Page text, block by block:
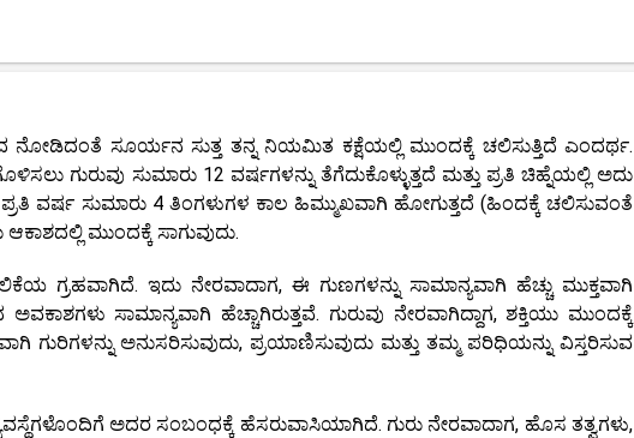
ನೋಡಿದಂತೆ ಸೂರ್ಯನ ಸುತ್ತ ತನ್ನ ನಿಯಮಿತ ಕಕ್ಷೆಯಲ್ಲಿ ಮುಂದಕ್ಕೆ ಚಲಿಸುತ್ತಿದೆ ಎಂದರ್ಥ.
ಗುರುವು ಸುಮಾರು 12 ವರ್ಷಗಳನ್ನು ತೆಗೆದುಕೊಳ್ಳುತ್ತದೆ ಮತ್ತು ಪ್ರತಿ ಚಿಹ್ನೆಯಲ್ಲಿ ಅದು
ಪ್ರತಿ ವರ್ಷ ಸುಮಾರು 4 ತಿಂಗಳುಗಳ ಕಾಲ ಹಿಮ್ಮುಖವಾಗಿ ಹೋಗುತ್ತದೆ (ಹಿಂದಕ್ಕೆ ಚಲಿಸುವಂತೆ
ಮುಂದಕ್ಕೆ ಸಾಗುವುದು.
ಗ್ರಹವಾಗಿದೆ. ಇದು ನೇರವಾದಾಗ, ಈ ಗುಣಗಳನ್ನು ಸಾಮಾನ್ಯವಾಗಿ ಹೆಚ್ಚು ಮುಕ್ತವಾಗಿ
ಸಾಮಾನ್ಯವಾಗಿ ಹೆಚ್ಚಾಗಿರುತ್ತವೆ. ಗುರುವು ನೇರವಾಗಿದ್ದಾಗ, ಶಕ್ತಿಯು ಮುಂದಕ್ಕೆ
ಗುರಿಗಳನ್ನು ಅನುಸರಿಸುವುದು, ಪ್ರಯಾಣಿಸುವುದು ಮತ್ತು ತಮ್ಮ ಪರಿಧಿಯನ್ನು ವಿಸ್ತರಿಸುವ
ಅದರ ಸಂಬಂಧಕ್ಕೆ ಹೆಸರುವಾಸಿಯಾಗಿದೆ. ಗುರು ನೇರವಾದಾಗ, ಹೊಸ ತತ್ವಗಳು,